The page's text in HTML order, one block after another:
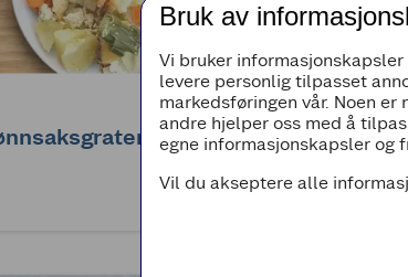
Bruk av
Vi bruker
levere personlig tilpasset
markedsføringen vår. Noen
andre hjelper oss med å
egne informasjonskapsler og
Vil du akseptere alle